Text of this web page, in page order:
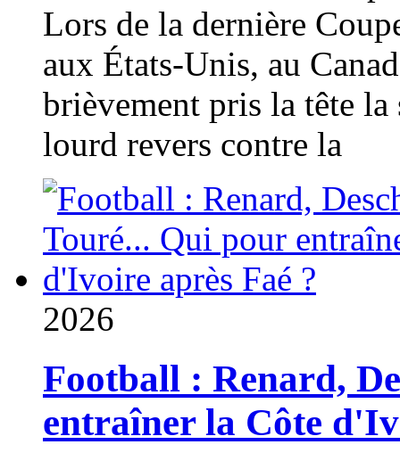
Lors de la dernière
aux États-Unis, au
brièvement pris la tête
lourd revers contre la
2026
Football : Renard,
entraîner la Côte